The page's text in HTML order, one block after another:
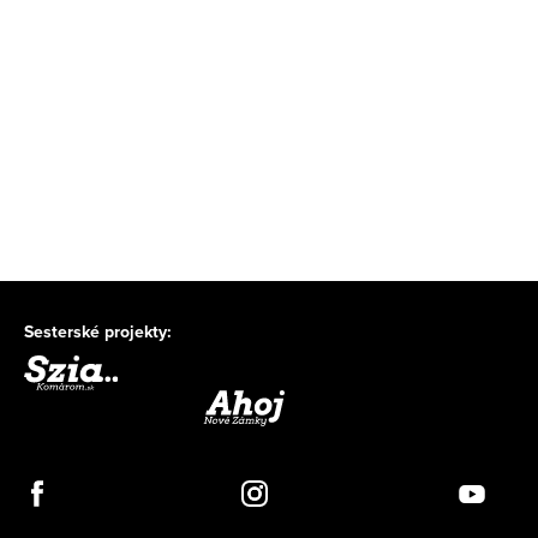
Sesterské projekty: